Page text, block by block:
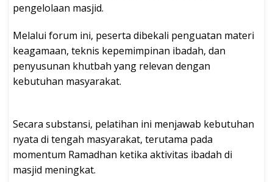
pengelolaan masjid.
Melalui forum ini, peserta dibekali penguatan materi
keagamaan, teknis kepemimpinan ibadah, dan
penyusunan khutbah yang relevan dengan
kebutuhan masyarakat.
Secara substansi, pelatihan ini menjawab kebutuhan
nyata di tengah masyarakat, terutama pada
momentum Ramadhan ketika aktivitas ibadah di
masjid meningkat.